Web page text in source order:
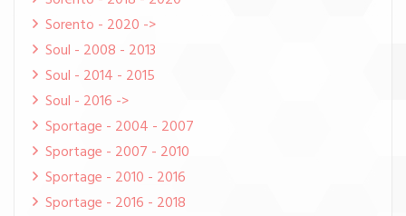
Sorento - 2020 ->
Soul - 2008 - 2013
Soul - 2014 - 2015
Soul - 2016 ->
Sportage - 2004 - 2007
Sportage - 2007 - 2010
Sportage - 2010 - 2016
Sportage - 2016 - 2018